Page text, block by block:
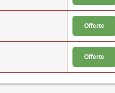
Offerte
Offerte